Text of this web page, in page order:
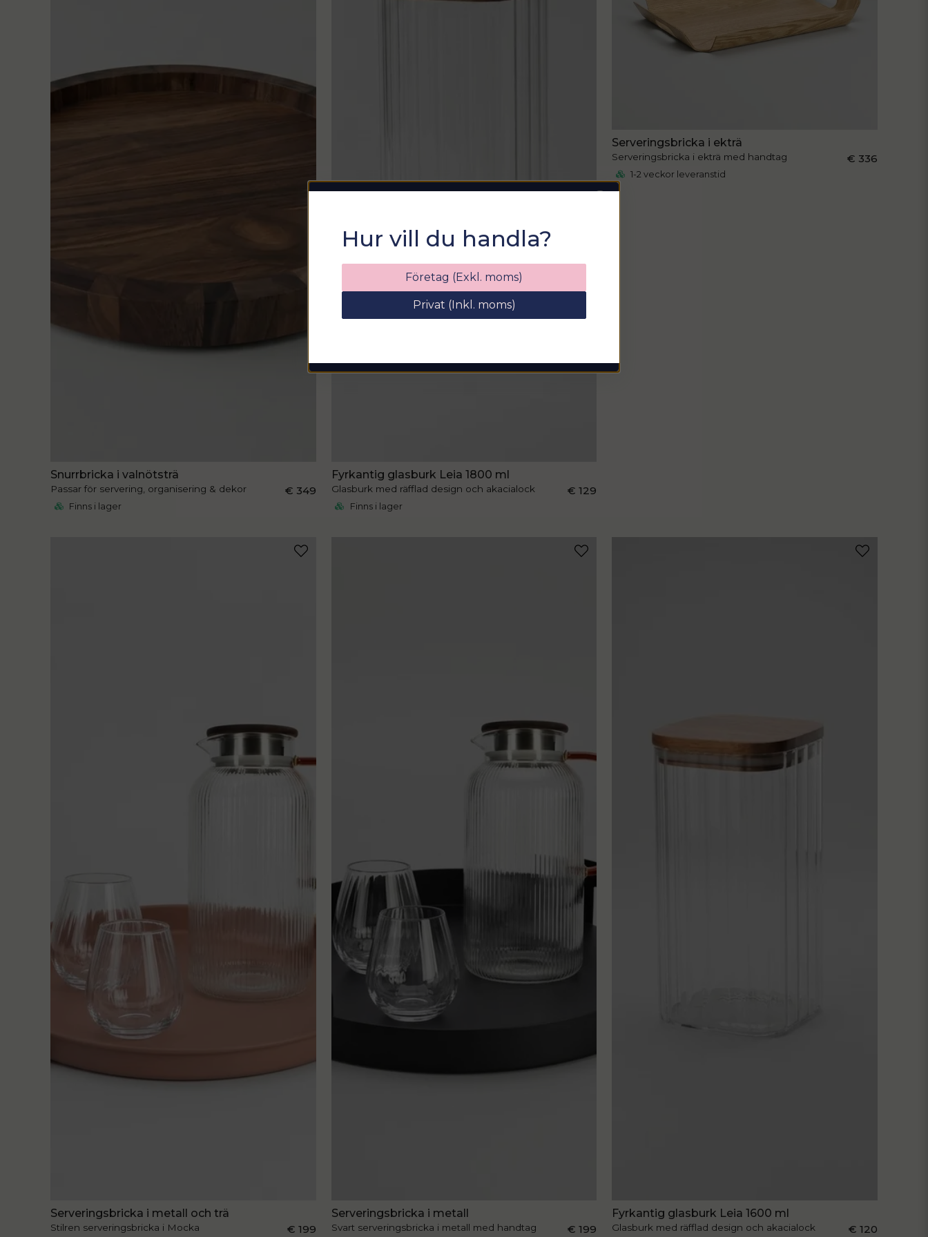
Snurrbricka i valnötsträ
Passar för servering, organisering & dekor € 349
Finns i lager
Fyrkantig glasburk Leia 1800 ml
Glasburk med räfflad design och akacialock € 129
Finns i lager
Serveringsbricka i ekträ
Serveringsbricka i ekträ med handtag € 336
1-2 veckor leveranstid
Serveringsbricka i metall och trä
Stilren serveringsbricka i Mocka € 199
Serveringsbricka i metall
Svart serveringsbricka i metall med handtag € 199
Fyrkantig glasburk Leia 1600 ml
Glasburk med räfflad design och akacialock € 120
Sommarfixa med
Sortix! 15% rabatt
Ange din e-postadress nedan för att få en
rabattkod på hela ditt köp
email
Hur vill du handla?
Företag (Exkl. moms)
Privat (Inkl. moms)